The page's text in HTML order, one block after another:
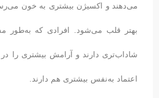
می‌دهند و اکسیژن بیشتری به خون
بهتر قلب می‌شود. افرادی که به‌طور
شاداب‌تری دارند و آرامش بیشتری را
اعتماد به‌نفس بیشتری هم دارند.